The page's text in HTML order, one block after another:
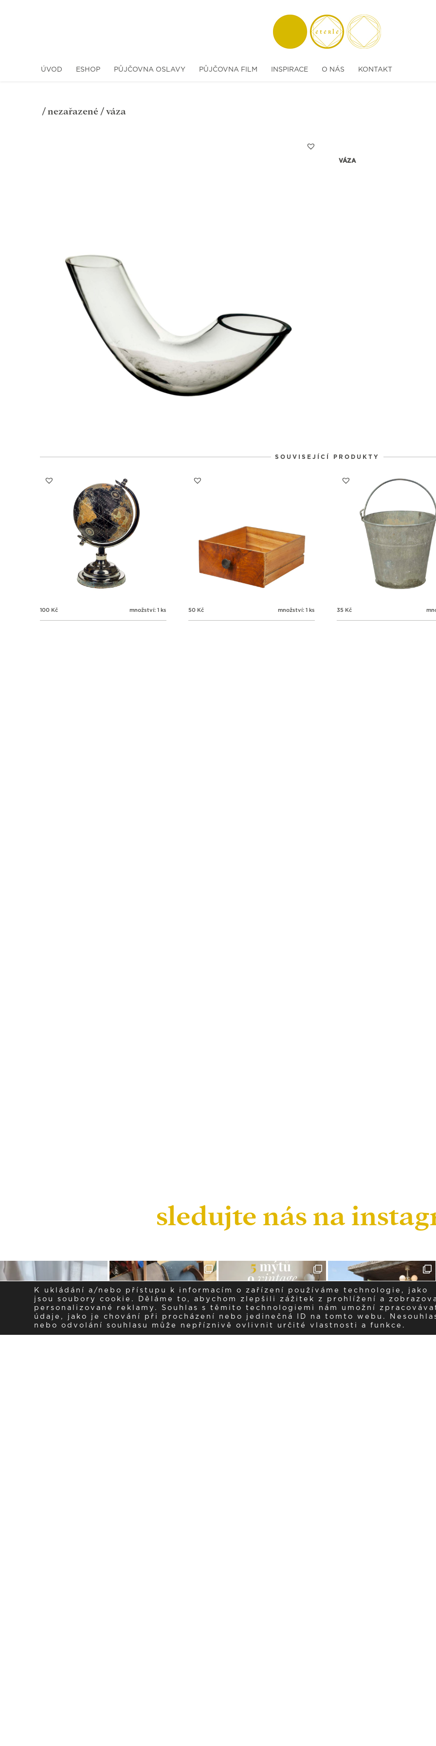
ÚVOD ESHOP PŮJČOVNA OSLAVY PŮJČOVNA FILM INSPIRACE O NÁS KONTAKT
/ nezařazené / váza
VÁZA
SOUVISEJÍCÍ PRODUKTY
100 Kč množství: 1 ks 50 Kč množství: 1 ks 35 Kč
sledujte nás na
K ukládání a/nebo přístupu k informacím o zařízení používáme technologie, jako
jsou soubory cookie. Děláme to, abychom zlepšili zážitek z prohlížení a
personalizované reklamy. Souhlas s těmito technologiemi nám umožní
údaje, jako je chování při procházení nebo jedinečná ID na tomto webu.
nebo odvolání souhlasu může nepříznivě ovlivnit určité vlastnosti a funkce.